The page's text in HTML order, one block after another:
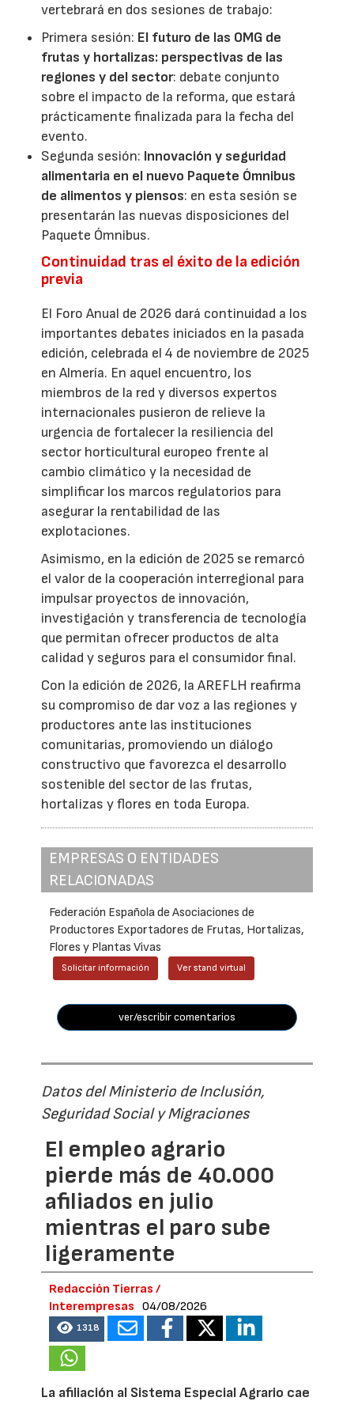
vertebrará en dos sesiones de trabajo:
Primera sesión: El futuro de las OMG de
frutas y hortalizas: perspectivas de las
regiones y del sector: debate conjunto
sobre el impacto de la reforma, que estará
prácticamente finalizada para la fecha del
evento.
Segunda sesión: Innovación y seguridad
alimentaria en el nuevo Paquete Ómnibus
de alimentos y piensos: en esta sesión se
presentarán las nuevas disposiciones del
Paquete Ómnibus.
Continuidad tras el éxito de la edición
previa
El Foro Anual de 2026 dará continuidad a los
importantes debates iniciados en la pasada
edición, celebrada el 4 de noviembre de 2025
en Almería. En aquel encuentro, los
miembros de la red y diversos expertos
internacionales pusieron de relieve la
urgencia de fortalecer la resiliencia del
sector horticultural europeo frente al
cambio climático y la necesidad de
simplificar los marcos regulatorios para
asegurar la rentabilidad de las
explotaciones.
Asimismo, en la edición de 2025 se remarcó
el valor de la cooperación interregional para
impulsar proyectos de innovación,
investigación y transferencia de tecnología
que permitan ofrecer productos de alta
calidad y seguros para el consumidor final.
Con la edición de 2026, la AREFLH reafirma
su compromiso de dar voz a las regiones y
productores ante las instituciones
comunitarias, promoviendo un diálogo
constructivo que favorezca el desarrollo
sostenible del sector de las frutas,
hortalizas y flores en toda Europa.
EMPRESAS O ENTIDADES
RELACIONADAS
Federación Española de Asociaciones de
Productores Exportadores de Frutas, Hortalizas,
Flores y Plantas Vivas
Solicitar información Ver stand virtual
ver/escribir comentarios
Datos del Ministerio de Inclusión,
Seguridad Social y Migraciones
El empleo agrario
pierde más de 40.000
afiliados en julio
mientras el paro sube
ligeramente
Redacción Tierras /
Interempresas
04/08/2026
1318
La afiliación al Sistema Especial Agrario cae